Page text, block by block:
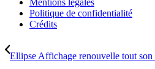
Mentions légales
Politique de confidentialité
Crédits
Ellipse Affichage renouvelle tout